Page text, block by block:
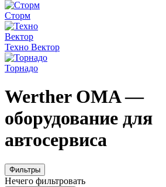
Сторм
Техно Вектор
Торнадо
Werther OMA —
оборудование для
автосервиса
Фильтры
Нечего фильтровать